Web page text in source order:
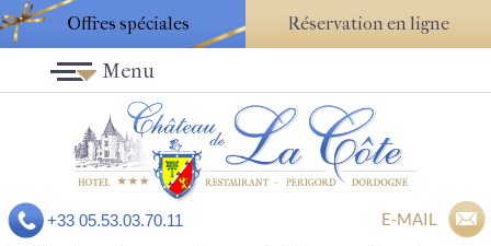
Offres spéciales Réservation en ligne
+33 05.53.03.70.11 E-MAIL
Menu